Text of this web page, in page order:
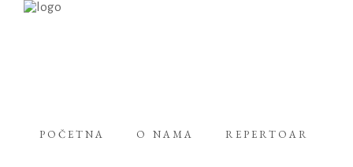
POČETNA O NAMA REPERTOAR